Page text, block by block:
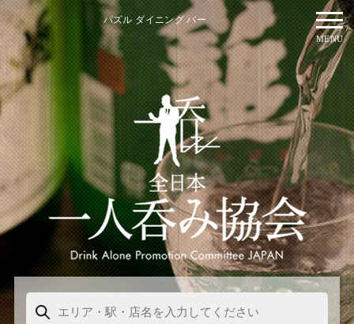
パズル ダイニング バー
MENU